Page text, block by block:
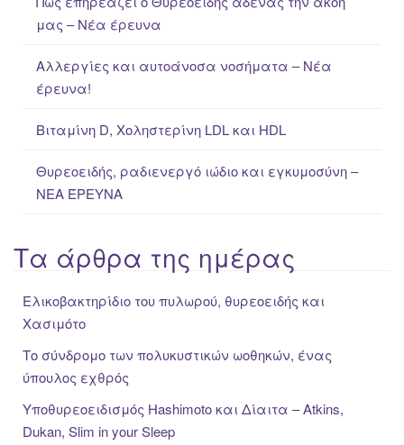
μας – Νέα έρευνα
Αλλεργίες και αυτοάνοσα νοσήματα – Νέα
έρευνα!
Βιταμίνη D, Χοληστερίνη LDL και HDL
Θυρεοειδής, ραδιενεργό ιώδιο και εγκυμοσύνη –
ΝΕΑ ΈΡΕΥΝΑ
Τα άρθρα της ημέρας
Ελικοβακτηρίδιο του πυλωρού, θυρεοειδής και
Χασιμότο
Το σύνδρομο των πολυκυστικών ωοθηκών, ένας
ύπουλος εχθρός
Υποθυρεοειδισμός Hashimoto και Δίαιτα – Atkins,
Dukan, Slim in your Sleep